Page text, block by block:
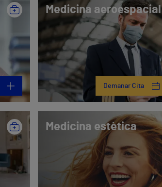
Medicina aeroespacial
Demanar Cita
Medicina estètica